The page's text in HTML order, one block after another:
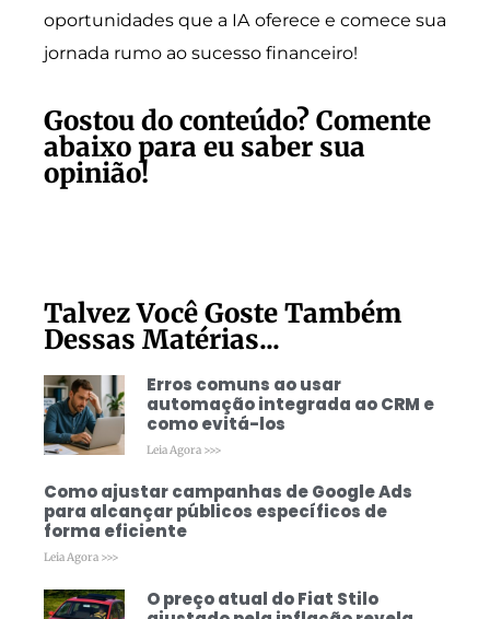
oportunidades que a IA oferece e comece sua
jornada rumo ao sucesso financeiro!
Gostou do conteúdo? Comente
abaixo para eu saber sua
opinião!
Talvez Você Goste Também
Dessas Matérias...
Erros comuns ao usar
automação integrada ao CRM e
como evitá-los
Leia Agora >>>
Como ajustar campanhas de Google Ads
para alcançar públicos específicos de
forma eficiente
Leia Agora >>>
O preço atual do Fiat Stilo